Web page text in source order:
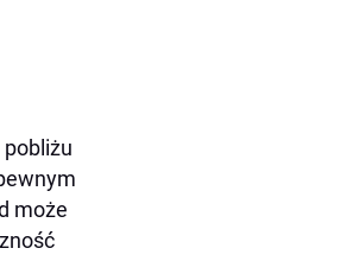
pobliżu
może